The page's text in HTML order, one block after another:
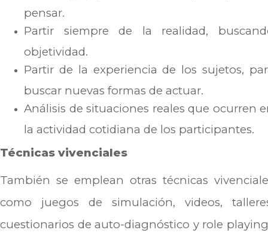
pensar.
Partir siempre de la realidad,
objetividad.
Partir de la experiencia de los sujetos,
buscar nuevas formas de actuar.
Análisis de situaciones reales que ocurren
la actividad cotidiana de los participantes.
Técnicas vivenciales
También se emplean otras técnicas
como juegos de simulación, videos,
cuestionarios de auto-diagnóstico y role